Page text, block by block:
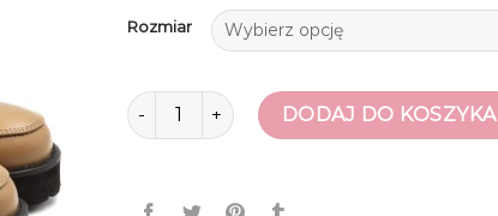
Rozmiar
ilość nescior buty DODAJ DO KOSZYKA